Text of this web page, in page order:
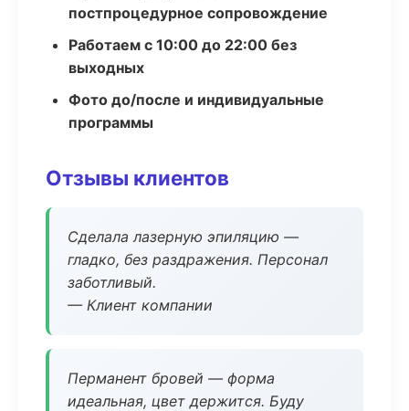
постпроцедурное сопровождение
Работаем с 10:00 до 22:00 без
выходных
Фото до/после и индивидуальные
программы
Отзывы клиентов
Сделала лазерную эпиляцию —
гладко, без раздражения. Персонал
заботливый.
— Клиент компании
Перманент бровей — форма
идеальная, цвет держится. Буду